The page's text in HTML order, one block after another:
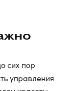
сих пор
управления